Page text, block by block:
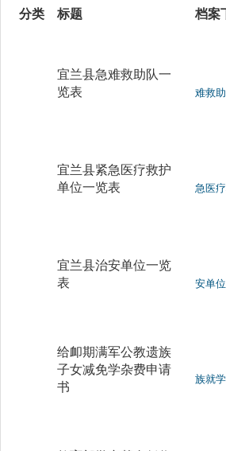
分类 标题 档案
宜兰县急难救助队一
览表
难救
宜兰县紧急医疗救护
单位一览表
急医
宜兰县治安单位一览
表
安单
给卹期满军公教遗族
子女减免学杂费申请
书
族就